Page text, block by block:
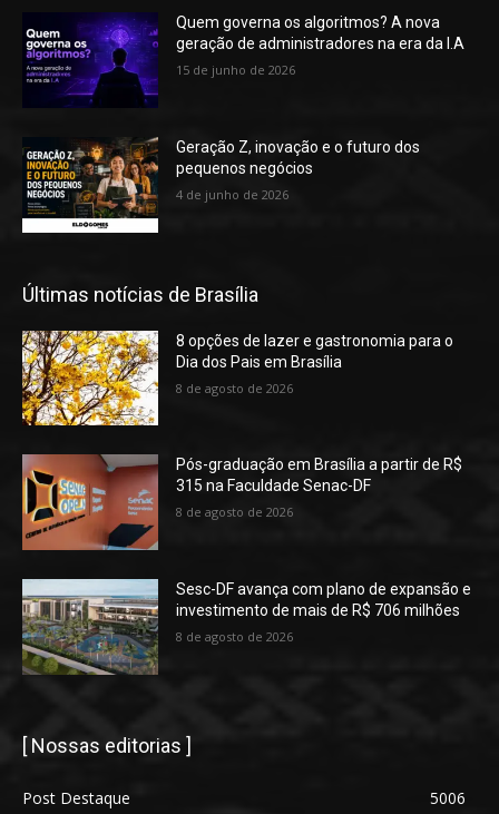
Quem governa os algoritmos? A nova
geração de administradores na era da I.A
15 de junho de 2026
Geração Z, inovação e o futuro dos
pequenos negócios
4 de junho de 2026
Últimas notícias de Brasília
8 opções de lazer e gastronomia para o
Dia dos Pais em Brasília
8 de agosto de 2026
Pós-graduação em Brasília a partir de R$
315 na Faculdade Senac-DF
8 de agosto de 2026
Sesc-DF avança com plano de expansão e
investimento de mais de R$ 706 milhões
8 de agosto de 2026
[ Nossas editorias ]
Post Destaque
5006